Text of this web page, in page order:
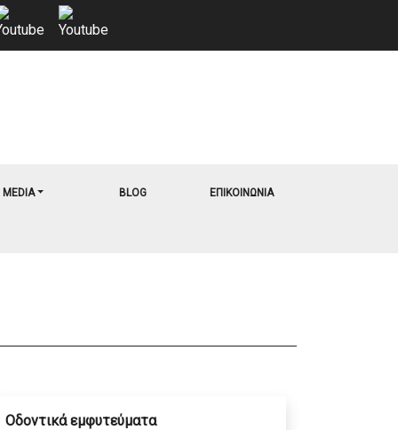
MEDIA BLOG ΕΠΙΚΟΙΝΩΝΙΑ
Οδοντικά εμφυτεύματα